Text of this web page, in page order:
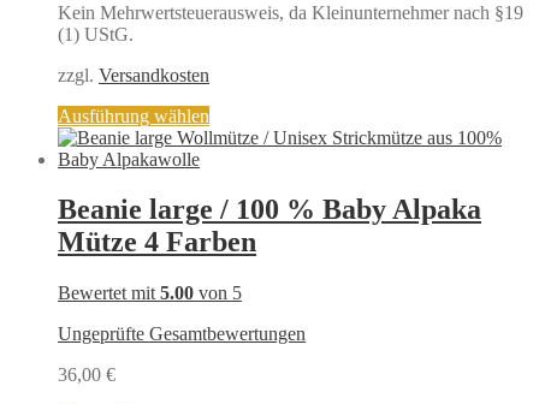
Kein Mehrwertsteuerausweis, da Kleinunternehmer nach §19
(1) UStG.
zzgl. Versandkosten
Ausführung wählen
Produkt
Varianten
auf.
Die
können
der
Beanie large / 100 % Baby Alpaka
Mütze 4 Farben
Bewertet mit 5.00 von 5
Ungeprüfte Gesamtbewertungen
36,00 €